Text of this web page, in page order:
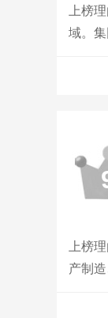
上榜
域。
上榜
产制